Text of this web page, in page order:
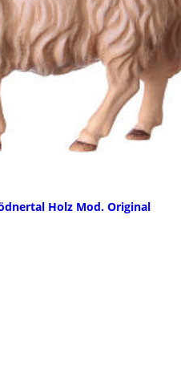
Holz Mod. Original